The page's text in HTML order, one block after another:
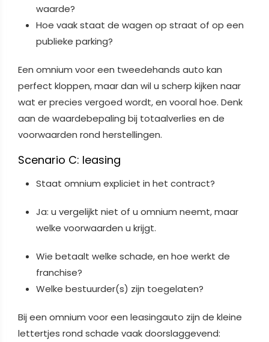
waarde?
Hoe vaak staat de wagen op straat of op een
publieke parking?
Een omnium voor een tweedehands auto kan
perfect kloppen, maar dan wil u scherp kijken naar
wat er precies vergoed wordt, en vooral hoe. Denk
aan de waardebepaling bij totaalverlies en de
voorwaarden rond herstellingen.
Scenario C: leasing
Staat omnium expliciet in het contract?
Ja: u vergelijkt niet of u omnium neemt, maar
welke voorwaarden u krijgt.
Wie betaalt welke schade, en hoe werkt de
franchise?
Welke bestuurder(s) zijn toegelaten?
Bij een omnium voor een leasingauto zijn de kleine
lettertjes rond schade vaak doorslaggevend: